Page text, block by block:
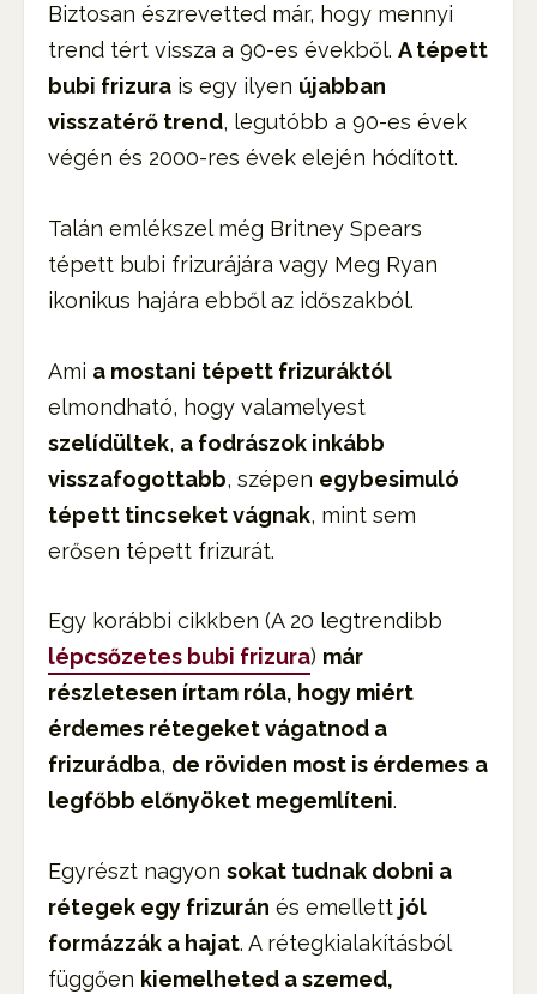
Biztosan észrevetted már, hogy mennyi
trend tért vissza a 90-es évekből.A tépett
bubi frizura is egy ilyen újabban
visszatérő trend, legutóbb a 90-es évek
végén és 2000-res évek elején hódított.
Talán emlékszel még Britney Spears
tépett bubi frizurájára vagy Meg Ryan
ikonikus hajára ebből az időszakból.
Ami a mostani tépett frizuráktól
elmondható, hogy valamelyest
szelídültek, a fodrászok inkább
visszafogottabb, szépen egybesimuló
tépett tincseket vágnak, mint sem
erősen tépett frizurát.
Egy korábbi cikkben (A 20 legtrendibb
lépcsőzetes bubi frizura) már
részletesen írtam róla, hogy miért
érdemes rétegeket vágatnod a
frizurádba, de röviden most is érdemes a
legfőbb előnyöket megemlíteni.
Egyrészt nagyonsokat tudnak dobni a
rétegek egy frizurán és emellett jól
formázzák a hajat. A rétegkialakításból
függően kiemelheted a szemed,